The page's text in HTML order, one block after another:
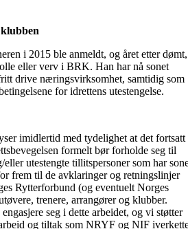
i 2015 ble anmeldt, og året etter dømt,
eller verv i BRK. Han har nå sonet
drive næringsvirksomhet, samtidig som
for idrettens utestengelse.
imidlertid med tydelighet at det fortsatt
formelt bør forholde seg til
utestengte tillitspersoner som har
frem til de avklaringer og retningslinjer
Rytterforbund (og eventuelt Norges
trenere, arrangører og klubber.
seg i dette arbeidet, og vi støtter
og tiltak som NRYF og NIF